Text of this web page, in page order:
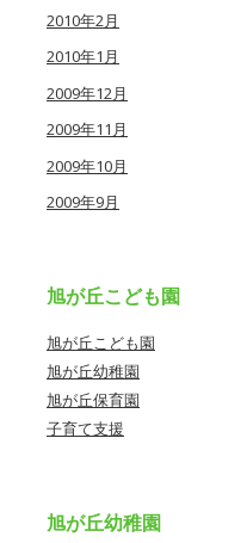
2010年2月
2010年1月
2009年12月
2009年11月
2009年10月
2009年9月
旭が丘こども園
旭が丘こども園
旭が丘幼稚園
旭が丘保育園
子育て支援
旭が丘幼稚園